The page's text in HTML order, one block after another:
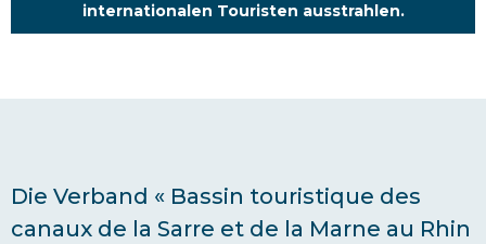
internationalen Touristen ausstrahlen.
Die Verband « Bassin touristique des
canaux de la Sarre et de la Marne au Rhin